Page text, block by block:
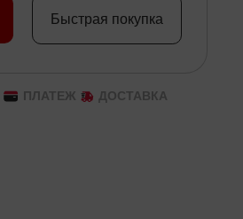
Быстрая покупка
ПЛАТЕЖ ДОСТАВКА